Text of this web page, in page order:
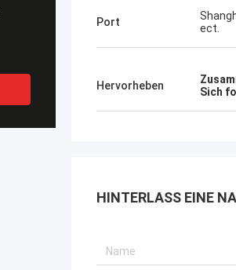
Port
ect.
Hervorheben
Sich
HINTERLASS EINE